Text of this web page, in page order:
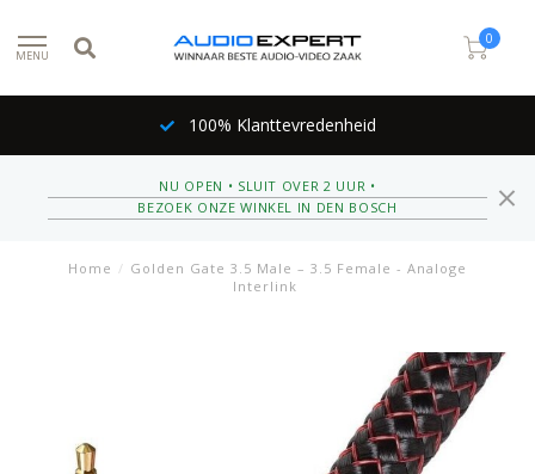
MENU
0
100% Klanttevredenheid
NU OPEN • SLUIT OVER 2 UUR •
BEZOEK ONZE WINKEL IN DEN BOSCH
Home / Golden Gate 3.5 Male – 3.5 Female - Analoge
Interlink